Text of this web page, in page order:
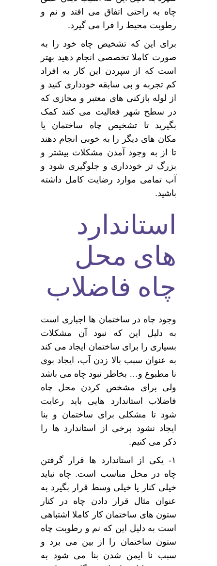
چاه به راحتی اتفاق می افتد و نم و
رطوبت محیط را فرا می گیرد.
برای این که تشخیص چاه خود را به
صورت کاملا تخصصی انجام دهید بهتر
است که از سپردن این کار به افراد
کم تجربه و بی سابقه خودداری کنید و
از لوله بازکنی های معتبر و مجازی که
در سطح شهر فعالیت می کنند کمک
بگیرید تا تشخیص چاه ساختمان یا
مکان های دیگر را به خوبی انجام دهند
تا از به وجود آمدن مشکلات بیشتر و
بزرگ تر خودداری و جلوگیری شود و
آب تمامی موارد رضایت کامل داشته
باشید.
استاندارد
های محل
چاه فاضلاب
وجود چاه در ساختمان ها اجباری است
به دلیل این که نبود آن مشکلات
بسیاری را برای ساختمان ایجاد می کند
به عنوان سبب بالا زدن آب، ایجاد بوی
نا مطبوع و… بخاطر نبود چاه می باشد
ولی برای مشخص کردن محل چاه
فاضلاب استاندارد هایی باید رعایت
شود تا مشکلی برای ساختمان و بنا
ایجاد نشود برخی از استاندارد ها را
ذکر می کنیم.
۱- یکی از استاندارد ها قرار گرفتن
چاه در محل مناسب است. چاه نباید
خیلی کنار یا خیلی وسط قرار بگیرد به
عنوان مثال قرار دادن چاه در کنار
ستون های ساختمان کار کاملا اشتباهی
است به دلیل این که نم و رطوبت چاه
ستون ساختمان را از بین می برد و
سبب نا ایمن شدن بنا می شود به